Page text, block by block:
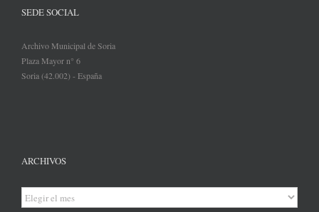
SEDE SOCIAL
Archivo Municipal de Soria
Plaza Mayor n° 6
Soria (42.002) - España
ARCHIVOS
Archivos